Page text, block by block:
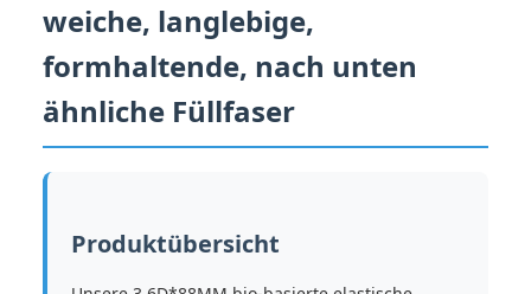
weiche, langlebige,
formhaltende, nach unten
ähnliche Füllfaser
Produktübersicht